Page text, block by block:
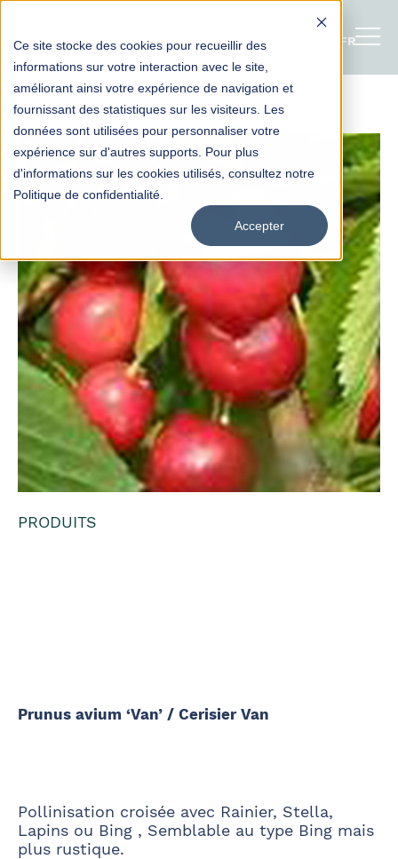
Ce site stocke des cookies pour recueillir des
informations sur votre interaction avec le site,
améliorant ainsi votre expérience de navigation et
fournissant des statistiques sur les visiteurs. Les
données sont utilisées pour personnaliser votre
expérience sur d'autres supports. Pour plus
d'informations sur les cookies utilisés, consultez notre
Politique de confidentialité.
Accepter
PRODUITS
Prunus avium ‘Van’ / Cerisier Van
Pollinisation croisée avec Rainier, Stella,
Lapins ou Bing , Semblable au type Bing mais
plus rustique.